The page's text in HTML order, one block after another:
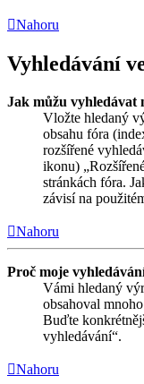
Nahoru
Vyhledávání
Jak můžu vyhledávat
Vložte hledaný
obsahu fóra
rozšířené
ikonu)
stránkách fóra.
závisí na
Nahoru
Proč moje
Vámi hledaný
obsahoval
Buďte
vyhledávání“.
Nahoru